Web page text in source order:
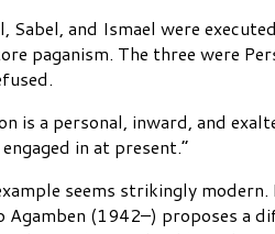
Sabel, and Ismael were
paganism. The three were
is a personal, inward, and
in at present.”
seems strikingly
Agamben (1942–) proposes a